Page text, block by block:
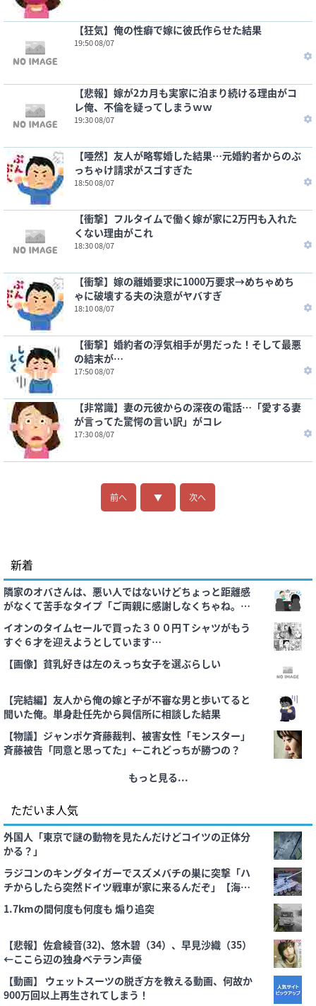
【狂気】俺の性癖で嫁に彼氏作らせた結果
19:50 08/07
【悲報】嫁が2カ月も実家に泊まり続ける理由がコ
レ俺、不倫を疑ってしまうｗｗ
19:30 08/07
【唖然】友人が略奪婚した結果…元婚約者からのぶ
っちゃけ請求がスゴすぎた
18:50 08/07
【衝撃】フルタイムで働く嫁が家に2万円も入れた
くない理由がこれ
18:30 08/07
【衝撃】嫁の離婚要求に1000万要求→めちゃめち
ゃに破壊する夫の決意がヤバすぎ
18:10 08/07
【衝撃】婚約者の浮気相手が男だった！そして最悪
の結末が…
17:50 08/07
【非常識】妻の元彼からの深夜の電話…「愛する妻
が言ってた驚愕の言い訳」がコレ
17:30 08/07
前へ ▼ 次へ
新着
隣家のオバさんは、悪い人ではないけどちょっと距離感
がなくて苦手なタイプ「ご両親に感謝しなくちゃね。普
通は事故の加害者の子供なんて引き取れないわよ。」と
言われ
イオンのタイムセールで買った３００円Ｔシャツがもう
すぐ６才を迎えようとしています…
【画像】貧乳好きは左のえっち女子を選ぶらしい
【完結編】友人から俺の嫁と子が不審な男と歩いてると
聞いた俺。単身赴任先から興信所に相談した結果
【物議】ジャンポケ斉藤裁判、被害女性「モンスター」
斉藤被告「同意と思ってた」←これどっちが勝つの？
もっと見る...
ただいま人気
外国人「東京で謎の動物を見たんだけどコイツの正体分
かる？」
ラジコンのキングタイガーでスズメバチの巣に突撃「ハ
チからしたら突然ドイツ戦車が家に来るんだぞ」【海外
の反応】
1.7kmの間何度も何度も 煽り追突
【悲報】佐倉綾音(32)、悠木碧（34）、早見沙織（35）
←ここら辺の独身ベテラン声優
【動画】 ウェットスーツの脱ぎ方を教える動画、何故か
900万回以上再生されてしまう！